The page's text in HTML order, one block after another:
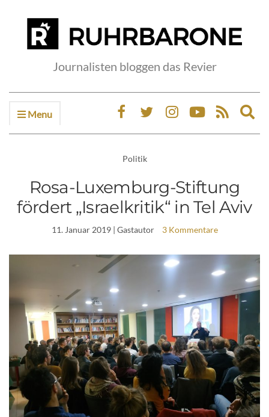
Journalisten bloggen das Revier
Menu
Politik
Rosa-Luxemburg-Stiftung
fördert „Israelkritik“ in Tel Aviv
11. Januar 2019| Gastautor 3 Kommentare